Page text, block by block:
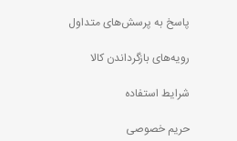
پاسخ به پرسش‌های متداول
رویه‌های بازگرداندن کالا
شرایط استفاده
حریم خصوصی